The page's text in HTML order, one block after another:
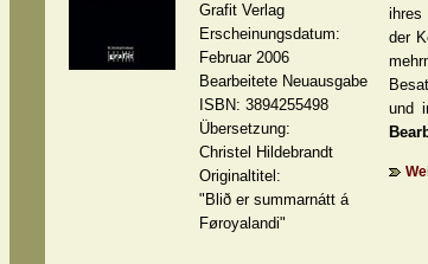
Grafit Verlag
Erscheinungsdatum:
Februar 2006
Bearbeitete Neuausgabe
ISBN: 3894255498
Übersetzung:
Christel Hildebrandt
Originaltitel:
"Blið er summarnátt á
Føroyalandi"
ihres
der
und